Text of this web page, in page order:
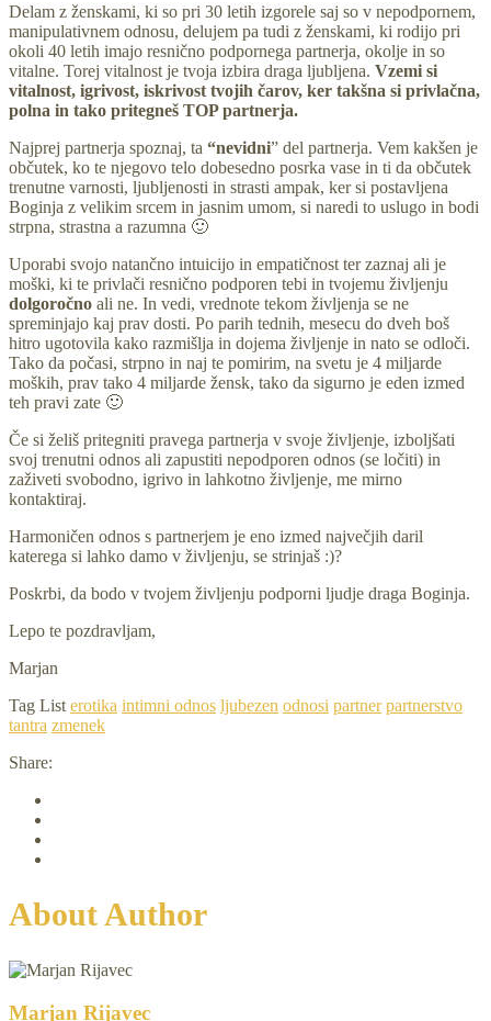
Delam z ženskami, ki so pri 30 letih izgorele saj so v nepodpornem,
manipulativnem odnosu, delujem pa tudi z ženskami, ki rodijo pri
okoli 40 letih imajo resnično podpornega partnerja, okolje in so
vitalne. Torej vitalnost je tvoja izbira draga ljubljena. Vzemi si
vitalnost, igrivost, iskrivost tvojih čarov, ker takšna si privlačna,
polna in tako pritegneš TOP partnerja.
Najprej partnerja spoznaj, ta “nevidni” del partnerja. Vem kakšen je
občutek, ko te njegovo telo dobesedno posrka vase in ti da občutek
trenutne varnosti, ljubljenosti in strasti ampak, ker si postavljena
Boginja z velikim srcem in jasnim umom, si naredi to uslugo in bodi
strpna, strastna a razumna 🙂
Uporabi svojo natančno intuicijo in empatičnost ter zaznaj ali je
moški, ki te privlači resnično podporen tebi in tvojemu življenju
dolgoročno ali ne. In vedi, vrednote tekom življenja se ne
spreminjajo kaj prav dosti. Po parih tednih, mesecu do dveh boš
hitro ugotovila kako razmišlja in dojema življenje in nato se odloči.
Tako da počasi, strpno in naj te pomirim, na svetu je 4 miljarde
moških, prav tako 4 miljarde žensk, tako da sigurno je eden izmed
teh pravi zate 🙂
Če si želiš pritegniti pravega partnerja v svoje življenje, izboljšati
svoj trenutni odnos ali zapustiti nepodporen odnos (se ločiti) in
zaživeti svobodno, igrivo in lahkotno življenje, me mirno
kontaktiraj.
Harmoničen odnos s partnerjem je eno izmed največjih daril
katerega si lahko damo v življenju, se strinjaš :)?
Poskrbi, da bodo v tvojem življenju podporni ljudje draga Boginja.
Lepo te pozdravljam,
Marjan
Tag List erotika intimni odnos ljubezen odnosi partner partnerstvo
tantra zmenek
Share:
About Author
Marjan Rijavec